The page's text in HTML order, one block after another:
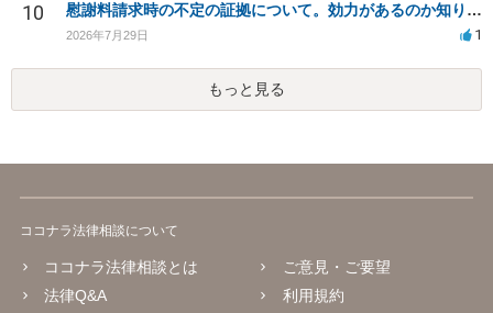
10 慰謝料請求時の不定の証拠について。効力があるのか知りたい。
2026年7月29日 1
もっと見る
ココナラ法律相談について
ココナラ法律相談とは
法律Q&A
ご意見・ご要望
利用規約